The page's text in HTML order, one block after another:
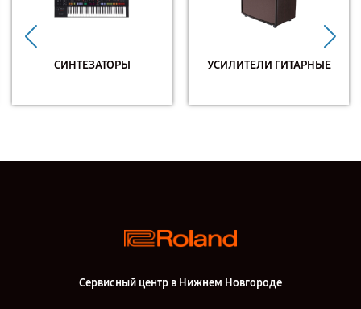
СИНТЕЗАТОРЫ УСИЛИТЕЛИ ГИТАРНЫЕ
Сервисный центр в Нижнем Новгороде